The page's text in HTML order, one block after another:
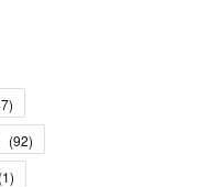
)
(92)
(1)